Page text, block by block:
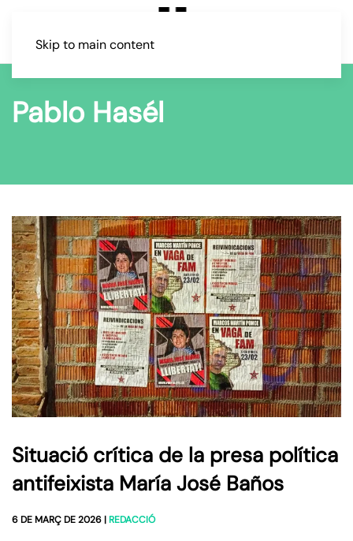
Skip to main content
Pablo Hasél
Situació crítica de la presa política
antifeixista María José Baños
6 DE MARÇ DE 2026 |REDACCIÓ